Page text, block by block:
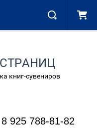
СТРАНИЦ
книг-сувениров
8 925 788-81-82